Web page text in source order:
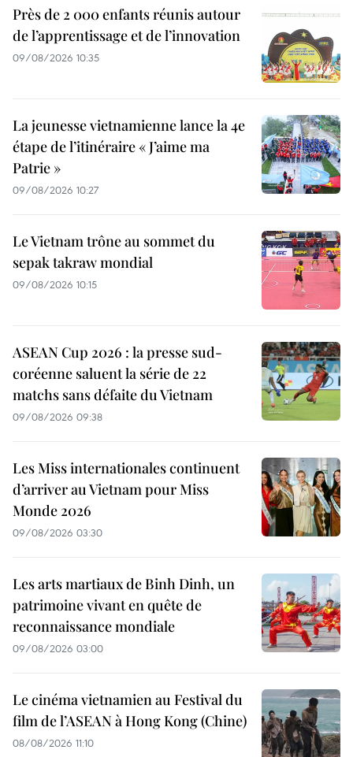
Près de 2 000 enfants réunis autour
de l’apprentissage et de l’innovation
09/08/2026 10:35
La jeunesse vietnamienne lance la 4e
étape de l’itinéraire « J’aime ma
Patrie »
09/08/2026 10:27
Le Vietnam trône au sommet du
sepak takraw mondial
09/08/2026 10:15
ASEAN Cup 2026 : la presse sud-
coréenne saluent la série de 22
matchs sans défaite du Vietnam
09/08/2026 09:38
Les Miss internationales continuent
d’arriver au Vietnam pour Miss
Monde 2026
09/08/2026 03:30
Les arts martiaux de Binh Dinh, un
patrimoine vivant en quête de
reconnaissance mondiale
09/08/2026 03:00
Le cinéma vietnamien au Festival du
film de l’ASEAN à Hong Kong (Chine)
08/08/2026 11:10